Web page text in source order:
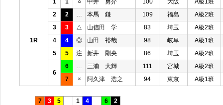
1R
2
2 本馬 鎌 109 福島
A級2班
3
3 △ 山信田 学 83 埼玉
A級2班
4
4 ◎ 山田 裕哉 98 岐阜
A級1班
5
5 注 新井 剛央 86 埼玉 A級2班
6
6 三浦 大輝 111 宮城
A級2班
7
× 阿久津 浩之 94 東京 A級1班
7 3 5 1 4 6 2